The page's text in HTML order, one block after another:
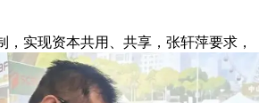
实现资本共用、共享，张轩萍要求，